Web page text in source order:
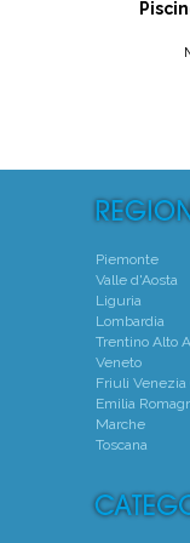
Piemonte
Valle d'Aosta
Liguria
Lombardia
Trentino Alto
Veneto
Friuli Venezia
Emilia
Marche
Toscana